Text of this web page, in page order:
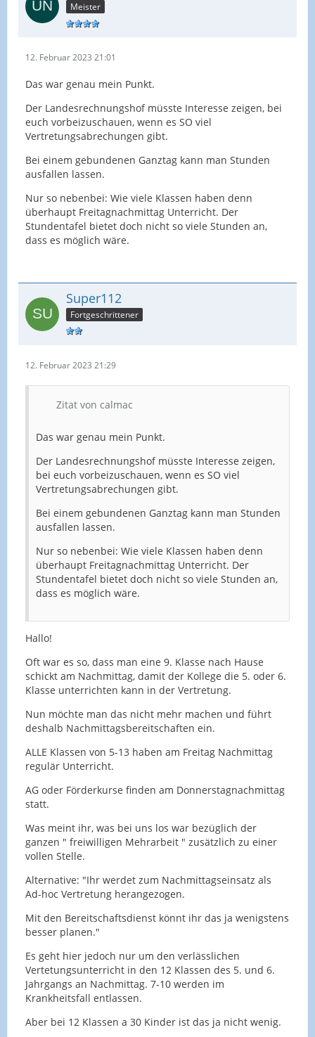
Vertetung ist Unterricht und ist qualifiziert
durchzuführen...Laut Schulgesetzes NRW...
Mit Material usw!
Grüße
Meister
12. Februar 2023 21:01
Das war genau mein Punkt.
Der Landesrechnungshof müsste Interesse zeigen, bei
euch vorbeizuschauen, wenn es SO viel
Vertretungsabrechungen gibt.
Bei einem gebundenen Ganztag kann man Stunden
ausfallen lassen.
Nur so nebenbei: Wie viele Klassen haben denn
überhaupt Freitagnachmittag Unterricht. Der
Stundentafel bietet doch nicht so viele Stunden an,
dass es möglich wäre.
Super112
Fortgeschrittener
12. Februar 2023 21:29
Zitat von calmac
Das war genau mein Punkt.
Der Landesrechnungshof müsste Interesse zeigen,
bei euch vorbeizuschauen, wenn es SO viel
Vertretungsabrechungen gibt.
Bei einem gebundenen Ganztag kann man Stunden
ausfallen lassen.
Nur so nebenbei: Wie viele Klassen haben denn
überhaupt Freitagnachmittag Unterricht. Der
Stundentafel bietet doch nicht so viele Stunden an,
dass es möglich wäre.
Hallo!
Oft war es so, dass man eine 9. Klasse nach Hause
schickt am Nachmittag, damit der Kollege die 5. oder 6.
Klasse unterrichten kann in der Vertretung.
Nun möchte man das nicht mehr machen und führt
deshalb Nachmittagsbereitschaften ein.
ALLE Klassen von 5-13 haben am Freitag Nachmittag
regulär Unterricht.
AG oder Förderkurse finden am Donnerstagnachmittag
statt.
Was meint ihr, was bei uns los war bezüglich der
ganzen " freiwilligen Mehrarbeit " zusätzlich zu einer
vollen Stelle.
Alternative: "Ihr werdet zum Nachmittagseinsatz als
Ad-hoc Vertretung herangezogen.
Mit den Bereitschaftsdienst könnt ihr das ja wenigstens
besser planen."
Es geht hier jedoch nur um den verlässlichen
Vertetungsunterricht in den 12 Klassen des 5. und 6.
Jahrgangs an Nachmittag. 7-10 werden im
Krankheitsfall entlassen.
Aber bei 12 Klassen a 30 Kinder ist das ja nicht wenig.